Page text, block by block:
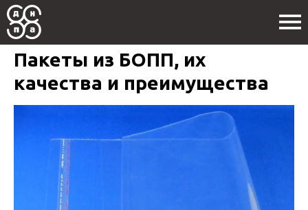
Пакеты из БОПП, их
качества и преимущества